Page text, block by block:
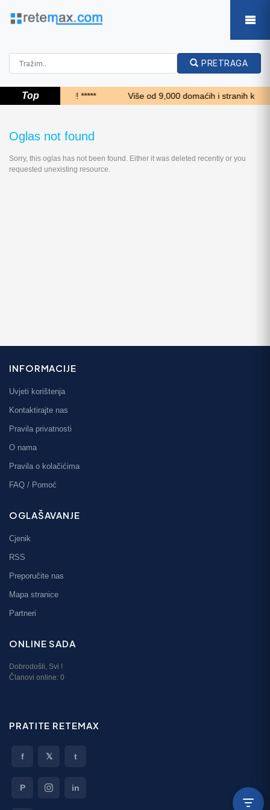
PRETRAGA
Top
***** Top 24 sata!!! ***** Više od 9,000 domaćih i stranih
Oglas not found
Sorry, this oglas has not been found. Either it was deleted recently or you
requested unexisting resource.
INFORMACIJE
Uvjeti korištenja
Kontaktirajte nas
Pravila privatnosti
O nama
Pravila o kolačićima
FAQ / Pomoć
OGLAŠAVANJE
Cjenik
RSS
Preporučite nas
Mapa stranice
Partneri
ONLINE SADA
Dobrodošli, Svi !
Članovi online: 0
PRATITE RETEMAX
f 𝕏 t
P in